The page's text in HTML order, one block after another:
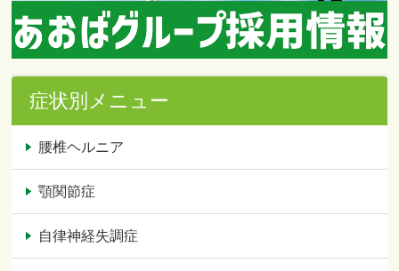
症状別メニュー
腰椎ヘルニア
顎関節症
自律神経失調症